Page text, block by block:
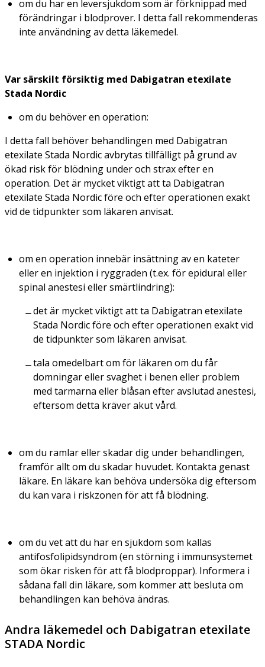
om du har en leversjukdom som är förknippad med
förändringar i blodprover. I detta fall rekommenderas
inte användning av detta läkemedel.
Var särskilt försiktig med Dabigatran etexilate
Stada Nordic
om du behöver en operation:
I detta fall behöver behandlingen med Dabigatran
etexilate Stada Nordic avbrytas tillfälligt på grund av
ökad risk för blödning under och strax efter en
operation. Det är mycket viktigt att ta Dabigatran
etexilate Stada Nordic före och efter operationen exakt
vid de tidpunkter som läkaren anvisat.
om en operation innebär insättning av en kateter
eller en injektion i ryggraden (t.ex. för epidural eller
spinal anestesi eller smärtlindring):
det är mycket viktigt att ta Dabigatran etexilate
Stada Nordic före och efter operationen exakt vid
de tidpunkter som läkaren anvisat.
tala omedelbart om för läkaren om du får
domningar eller svaghet i benen eller problem
med tarmarna eller blåsan efter avslutad anestesi,
eftersom detta kräver akut vård.
om du ramlar eller skadar dig under behandlingen,
framför allt om du skadar huvudet. Kontakta genast
läkare. En läkare kan behöva undersöka dig eftersom
du kan vara i riskzonen för att få blödning.
om du vet att du har en sjukdom som kallas
antifosfolipidsyndrom (en störning i immunsystemet
som ökar risken för att få blodproppar). Informera i
sådana fall din läkare, som kommer att besluta om
behandlingen kan behöva ändras.
Andra läkemedel och Dabigatran etexilate
STADA Nordic